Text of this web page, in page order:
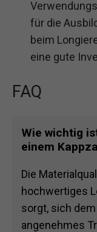
für die
beim
eine gute
FAQ
Wie wichtig
einem
Die
hochwertiges
sorgt, sich
angenehmes